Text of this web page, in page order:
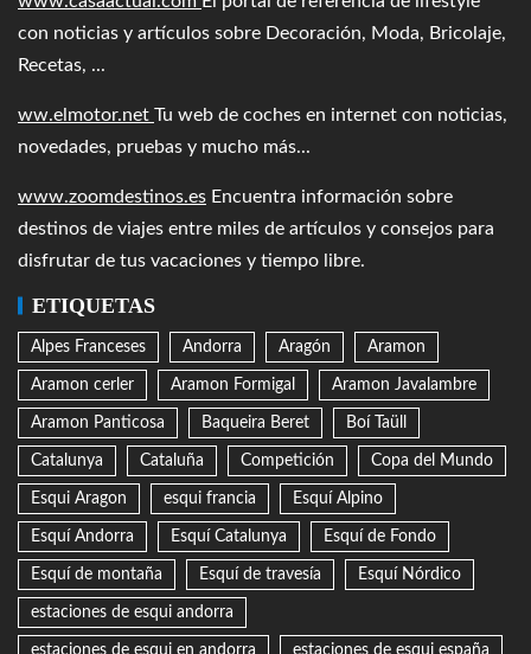
con noticias y artículos sobre Decoración, Moda, Bricolaje,
Recetas, ...
ww.elmotor.net Tu web de coches en internet con noticias,
novedades, pruebas y mucho más...
www.zoomdestinos.es Encuentra información sobre
destinos de viajes entre miles de artículos y consejos para
disfrutar de tus vacaciones y tiempo libre.
ETIQUETAS
Alpes Franceses Andorra Aragón Aramon
Aramon cerler Aramon Formigal Aramon Javalambre
Aramon Panticosa Baqueira Beret Boí Taüll
Catalunya Cataluña Competición Copa del Mundo
Esqui Aragon esqui francia Esquí Alpino
Esquí Andorra Esquí Catalunya Esquí de Fondo
Esquí de montaña Esquí de travesía Esquí Nórdico
estaciones de esqui andorra
estaciones de esqui en andorra estaciones de esqui españa